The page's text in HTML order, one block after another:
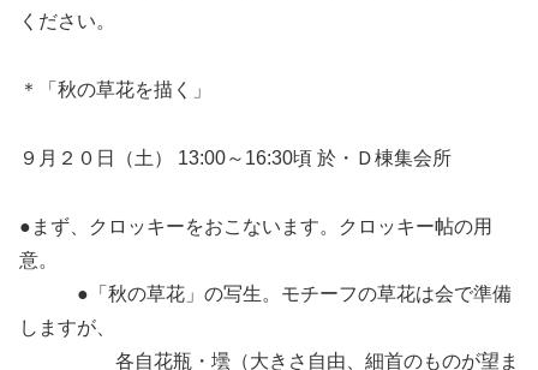
ください。
＊「秋の草花を描く」
９月２０日（土） 13:00～16:30頃 於・Ｄ棟集会所
●まず、クロッキーをおこないます。クロッキー帖の用
意。
●「秋の草花」の写生。モチーフの草花は会で準備
しますが、
各自花瓶・壜（大きさ自由、細首のものが望ま